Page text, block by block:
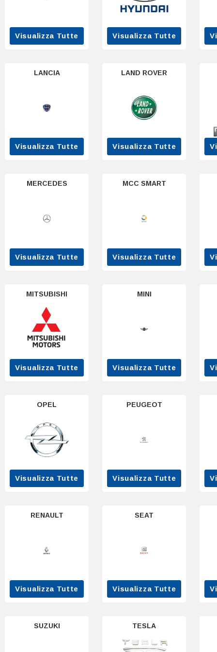
Visualizza Tutte Visualizza Tutte
LANCIA
Visualizza Tutte
LAND ROVER
Visualizza Tutte
MERCEDES
Visualizza Tutte
MCC SMART
Visualizza Tutte
MITSUBISHI
Visualizza Tutte
MINI
Visualizza Tutte
OPEL
Visualizza Tutte
PEUGEOT
Visualizza Tutte
RENAULT
Visualizza Tutte
SEAT
Visualizza Tutte
SUZUKI TESLA